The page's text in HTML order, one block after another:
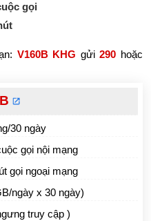
gọi
V160B KHG gửi290 hoặc
30 ngày
gọi nội mạng
gọi ngoại mạng
ngày x 30 ngày)
truy cập )